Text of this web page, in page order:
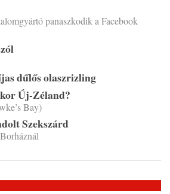
panaszkodik a Facebook
dűlős olaszrizling
Új-Zéland?
Bay)
Szekszárd